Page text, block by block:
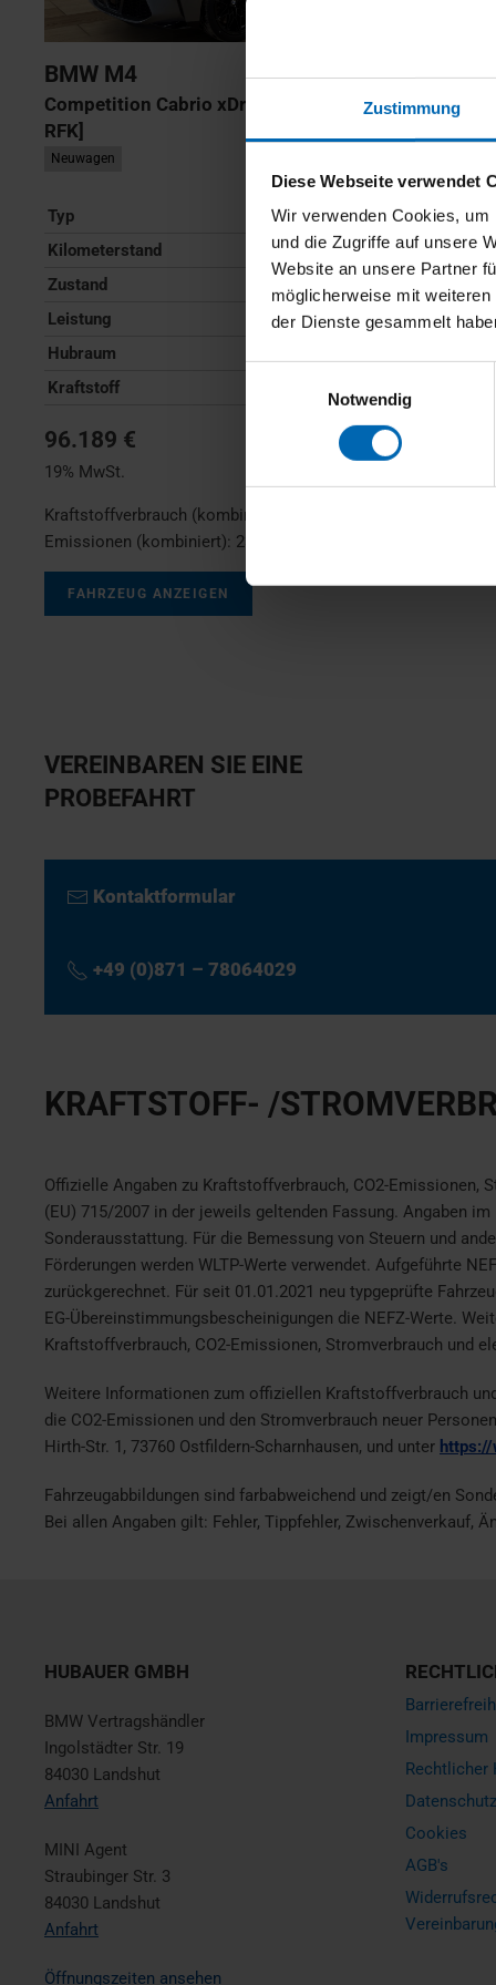
Zustimmung
Diese Webseite verwendet
Wir verwenden Cookies,
und die Zugriffe auf unsere
Website an unsere Partner
möglicherweise mit
der Dienste gesammelt
Notwendig
BMW M4
Competition Cabrio xDrive [HUD, ACC, h&k Sound,
RFK]
Neuwagen
Typ
Pkw
Kilometerstand
5 km
Zustand
Neuwagen
Leistung
390 kW / 530 PS
Hubraum
Kraftstoff
96.189 €
19% MwSt.
Kraftstoffverbrauch (kombiniert):
Emissionen (kombiniert): 233 g/km
FAHRZEUG ANZEIGEN
VEREINBAREN SIE EINE
PROBEFAHRT
Kontaktformular
+49 (0)871 – 78064029
KRAFTSTOFF- /
Offizielle Angaben zu Kraftstoffverbrauch, CO2-
(EU) 715/2007 in der jeweils geltenden Fassung. Angaben
Sonderausstattung. Für die Bemessung von Steuern und
Förderungen werden WLTP-Werte verwendet. Aufgeführte
zurückgerechnet. Für seit 01.01.2021 neu typgeprüfte
EG-Übereinstimmungsbescheinigungen die NEFZ-Werte.
Kraftstoffverbrauch, CO2-Emissionen, Stromverbrauch und
Weitere Informationen zum offiziellen Kraftstoffverbrauch
die CO2-Emissionen und den Stromverbrauch neuer
Hirth-Str. 1, 73760 Ostfildern-Scharnhausen, und unter
Fahrzeugabbildungen sind farbabweichend und zeigt/en
Bei allen Angaben gilt: Fehler, Tippfehler, Zwischenverkauf,
HUBAUER GMBH
BMW Vertragshändler
Ingolstädter Str. 19
84030 Landshut
Anfahrt
MINI Agent
Straubinger Str. 3
84030 Landshut
Anfahrt
Öffnungszeiten ansehen
Impressum
Rechtlicher
Datenschutz
Cookies
AGB's